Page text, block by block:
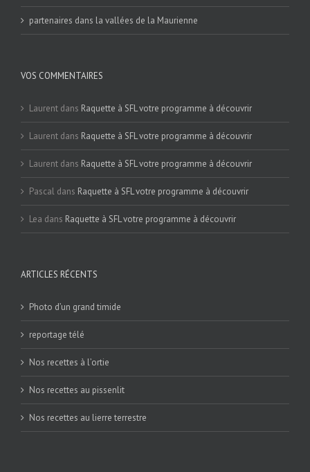
partenaires dans la vallées de la Maurienne
VOS COMMENTAIRES
Laurent dans Raquette à SFL votre programme à découvrir
Laurent dans Raquette à SFL votre programme à découvrir
Laurent dans Raquette à SFL votre programme à découvrir
Pascal dans Raquette à SFL votre programme à découvrir
Lea dans Raquette à SFL votre programme à découvrir
ARTICLES RÉCENTS
Photo d’un grand timide
reportage télé
Nos recettes à l’ortie
Nos recettes au pissenlit
Nos recettes au lierre terrestre